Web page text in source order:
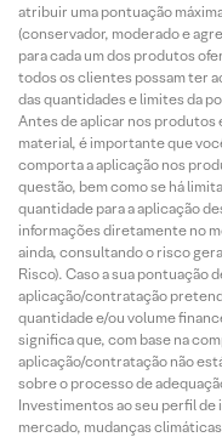
atribuir uma pontuação
(conservador, moderado e
para cada um dos produtos
todos os clientes possam ter
das quantidades e limites da
Antes de aplicar nos
material, é importante que
comporta a aplicação nos
questão, bem como se há
quantidade para a aplicação
informações diretamente no
ainda, consultando o risco
Risco). Caso a sua pontuação
aplicação/contratação
quantidade e/ou volume
significa que, com base na
aplicação/contratação não
sobre o processo de
Investimentos ao seu perfil de
mercado, mudanças